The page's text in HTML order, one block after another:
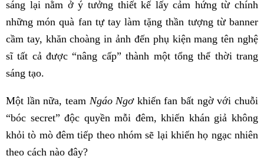
sáng lại nằm ở ý tưởng thiết kế lấy cảm hứng từ chính
những món quà fan tự tay làm tặng thần tượng từ banner
cầm tay, khăn choàng in ảnh đến phụ kiện mang tên nghệ
sĩ tất cả được “nâng cấp” thành một tổng thể thời trang
sáng tạo.
Một lần nữa, team Ngáo Ngơkhiến fan bất ngờ với chuỗi
“bóc secret” độc quyền mỗi đêm, khiến khán giả không
khỏi tò mò đêm tiếp theo nhóm sẽ lại khiến họ ngạc nhiên
theo cách nào đây?